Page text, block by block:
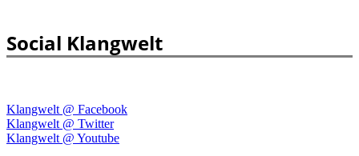
Social Klangwelt
Klangwelt @ Facebook
Klangwelt @ Twitter
Klangwelt @ Youtube